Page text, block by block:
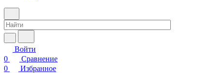
Войти
0
Сравнение
0
Избранное